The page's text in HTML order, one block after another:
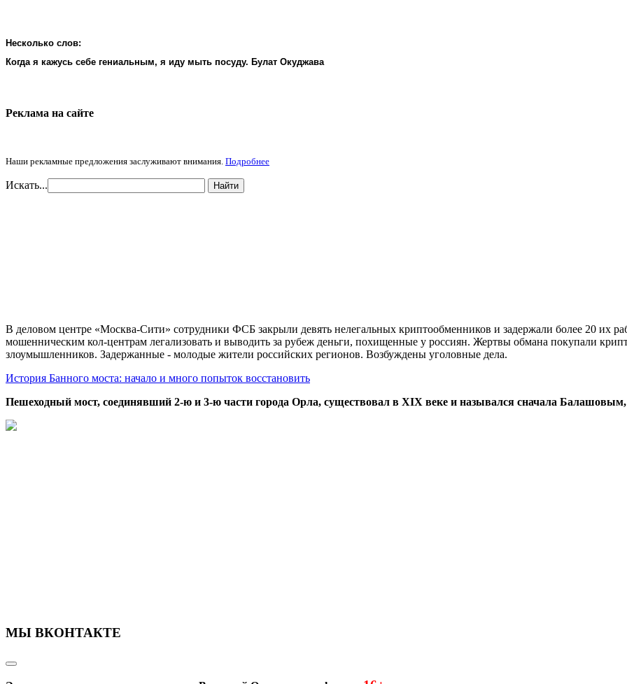
Несколько слов:
Когда я кажусь себе гениальным, я иду мыть посуду. Булат Окуджава
Реклама на cайте
Наши рекламные предложения заслуживают внимания. Подробнее
Искать... Найти
В деловом центре «Москва-Сити» сотрудники ФСБ закрыли девять нелегальных криптообменников и задержали более 20 их
мошенническим кол-центрам легализовать и выводить за рубеж деньги, похищенные у россиян. Жертвы обмана покупали
злоумышленников. Задержанные - молодые жители российских регионов. Возбуждены уголовные дела.
История Банного моста: начало и много попыток восстановить
Пешеходный мост, соединявший 2-ю и 3-ю части города Орла, существовал в XIX веке и назывался сначала
МЫ ВКОНТАКТЕ